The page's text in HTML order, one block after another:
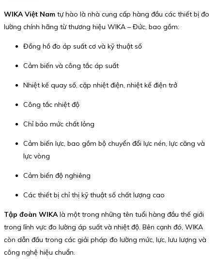
WIKA Việt Nam tự hào là nhà cung cấp hàng đầu các thiết bị đo
lường chính hãng từ thương hiệu WIKA – Đức, bao gồm:
Đồng hồ đo áp suất cơ và kỹ thuật số
Cảm biến và công tắc áp suất
Nhiệt kế quay số, cặp nhiệt điện, nhiệt kế điện trở
Công tắc nhiệt độ
Chỉ báo mức chất lỏng
Cảm biến lực, bao gồm bộ chuyển đổi lực nén, lực căng và
lực vòng
Cảm biến độ nghiêng
Các thiết bị chỉ thị kỹ thuật số chất lượng cao
Tập đoàn WIKAlà một trong những tên tuổi hàng đầu thế giới
trong lĩnh vực đo lường áp suất và nhiệt độ. Bên cạnh đó, WIKA
còn dẫn đầu trong các giải pháp đo lường mức, lực, lưu lượng và
công nghệ hiệu chuẩn.